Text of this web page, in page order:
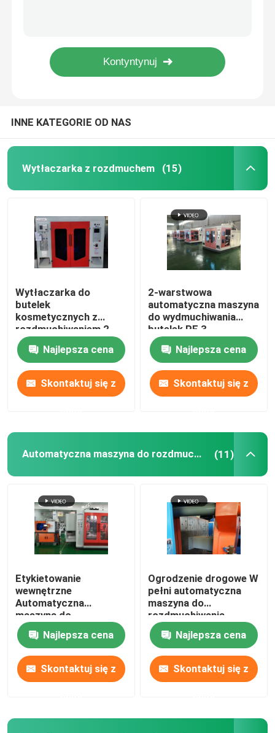
Maszyna do formowania z rozdmuchem PP
Ciągłe wytłaczanie z rozdmuchem
Akumulatorowa maszyna do rozdmuchiwania
Maszyna do formowania z rozdmuchem z podwójną
Plastikowa maszyna pomocnicza
Forma do rozdmuchiwania
W pełni elektryczna maszyna do rozdmuchiwania
INNE KATEGORIE OD NAS
Wytłaczarka z rozdmuchem (15)
Wytłaczarka do
butelek
kosmetycznych z
rozdmuchiwaniem 2
głowice 10 ml
podwójna stacja
Najlepsza cena
Skontaktuj się z
2-warstwowa
automatyczna maszyna
do wydmuchiwania
butelek PE 3
wytłaczanie z
tworzywa sztucznego
z głowicą matrycową
Najlepsza cena
Skontaktuj się z
Automatyczna maszyna do rozdmuchiwania (11)
Etykietowanie
wewnętrzne
Automatyczna
maszyna do
formowania z
rozdmuchiwaniem
Butelka detergentu PE
10L
Najlepsza cena
Skontaktuj się z
Ogrodzenie drogowe W
pełni automatyczna
maszyna do
rozdmuchiwania
Automatyczna
maszyna do
rozdmuchiwania 160L
Najlepsza cena
Skontaktuj się z